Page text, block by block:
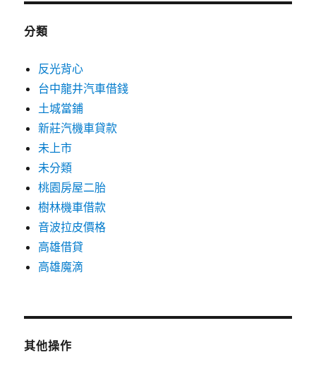
分類
反光背心
台中龍井汽車借錢
土城當鋪
新莊汽機車貸款
未上市
未分類
桃園房屋二胎
樹林機車借款
音波拉皮價格
高雄借貸
高雄魔滴
其他操作